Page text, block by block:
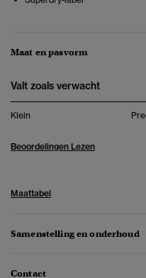
Maat en pasvorm
Valt zoals verwacht
Klein
Beoordelingen Lezen
Maattabel
Samenstelling en onderhoud
Contact